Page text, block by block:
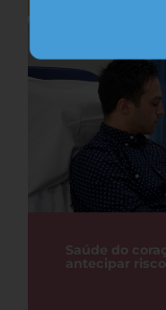
Saúde do
antecipar